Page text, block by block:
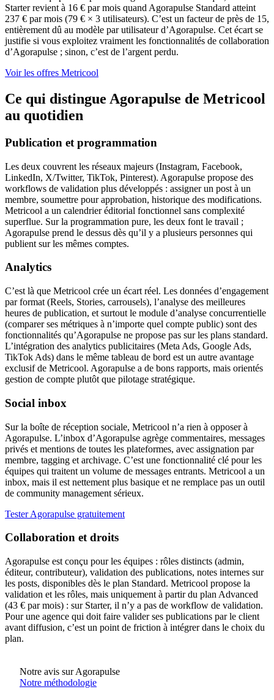
Starter revient à 16 € par mois quand Agorapulse Standard atteint
237 € par mois (79 € × 3 utilisateurs). C’est un facteur de près de 15,
entièrement dû au modèle par utilisateur d’Agorapulse. Cet écart se
justifie si vous exploitez vraiment les fonctionnalités de collaboration
d’Agorapulse ; sinon, c’est de l’argent perdu.
Voir les offres Metricool
Ce qui distingue Agorapulse de Metricool
au quotidien
Publication et programmation
Les deux couvrent les réseaux majeurs (Instagram, Facebook,
LinkedIn, X/Twitter, TikTok, Pinterest). Agorapulse propose des
workflows de validation plus développés : assigner un post à un
membre, soumettre pour approbation, historique des modifications.
Metricool a un calendrier éditorial fonctionnel sans complexité
superflue. Sur la programmation pure, les deux font le travail ;
Agorapulse prend le dessus dès qu’il y a plusieurs personnes qui
publient sur les mêmes comptes.
Analytics
C’est là que Metricool crée un écart réel. Les données d’engagement
par format (Reels, Stories, carrousels), l’analyse des meilleures
heures de publication, et surtout le module d’analyse concurrentielle
(comparer ses métriques à n’importe quel compte public) sont des
fonctionnalités qu’Agorapulse ne propose pas sur les plans standard.
L’intégration des analytics publicitaires (Meta Ads, Google Ads,
TikTok Ads) dans le même tableau de bord est un autre avantage
exclusif de Metricool. Agorapulse a de bons rapports, mais orientés
gestion de compte plutôt que pilotage stratégique.
Social inbox
Sur la boîte de réception sociale, Metricool n’a rien à opposer à
Agorapulse. L’inbox d’Agorapulse agrège commentaires, messages
privés et mentions de toutes les plateformes, avec assignation par
membre, tagging et archivage. C’est une fonctionnalité clé pour les
équipes qui traitent un volume de messages entrants. Metricool a un
inbox, mais il est nettement plus basique et ne remplace pas un outil
de community management sérieux.
Tester Agorapulse gratuitement
Collaboration et droits
Agorapulse est conçu pour les équipes : rôles distincts (admin,
éditeur, contributeur), validation des publications, notes internes sur
les posts, disponibles dès le plan Standard. Metricool propose la
validation et les rôles, mais uniquement à partir du plan Advanced
(43 € par mois) : sur Starter, il n’y a pas de workflow de validation.
Pour une agence qui doit faire valider ses publications par le client
avant diffusion, c’est un point de friction à intégrer dans le choix du
plan.
Notre avis sur Agorapulse
Notre méthodologie